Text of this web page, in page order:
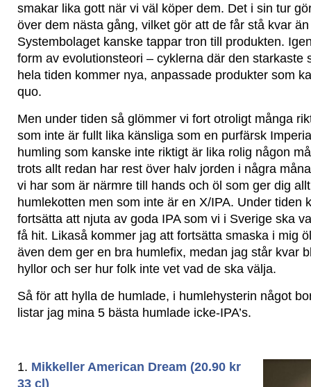
smakar lika gott när vi väl köper dem. Det i sin tur
över dem nästa gång, vilket gör att de får stå kvar
Systembolaget kanske tappar tron till produkten.
form av evolutionsteori – cyklerna där den starkaste
hela tiden kommer nya, anpassade produkter som
quo.
Men under tiden så glömmer vi fort otroligt många
som inte är fullt lika känsliga som en purfärsk
humling som kanske inte riktigt är lika rolig någon
trots allt redan har rest över halv jorden i några
vi har som är närmre till hands och öl som ger dig
humlekotten men som inte är en X/IPA. Under tiden
fortsätta att njuta av goda IPA som vi i Sverige ska
få hit. Likaså kommer jag att fortsätta smaska i mig
även dem ger en bra humlefix, medan jag står kvar
hyllor och ser hur folk inte vet vad de ska välja.
Så för att hylla de humlade, i humlehysterin något
listar jag mina 5 bästa humlade icke-IPA’s.
1. Mikkeller American Dream (20.90 kr
33 cl)